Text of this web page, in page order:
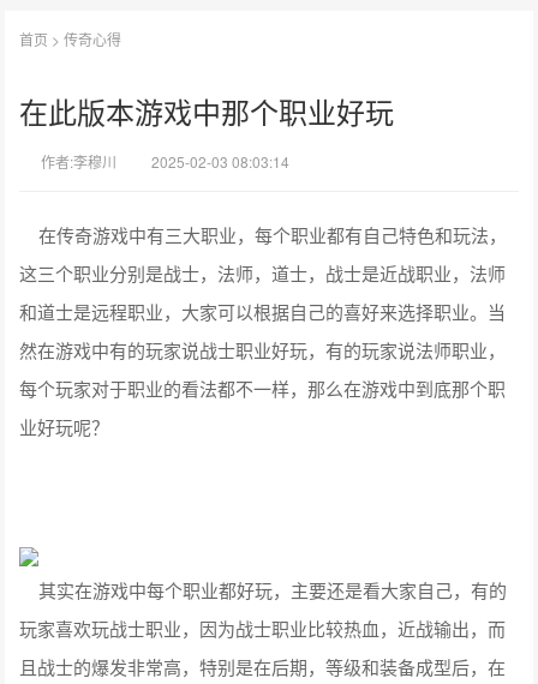
首页 >传奇心得
在此版本游戏中那个职业好玩
作者:李穆川 2025-02-03 08:03:14
在传奇游戏中有三大职业，每个职业都有自己特色和玩法，
这三个职业分别是战士，法师，道士，战士是近战职业，法师
和道士是远程职业，大家可以根据自己的喜好来选择职业。当
然在游戏中有的玩家说战士职业好玩，有的玩家说法师职业，
每个玩家对于职业的看法都不一样，那么在游戏中到底那个职
业好玩呢？
其实在游戏中每个职业都好玩，主要还是看大家自己，有的
玩家喜欢玩战士职业，因为战士职业比较热血，近战输出，而
且战士的爆发非常高，特别是在后期，等级和装备成型后，在